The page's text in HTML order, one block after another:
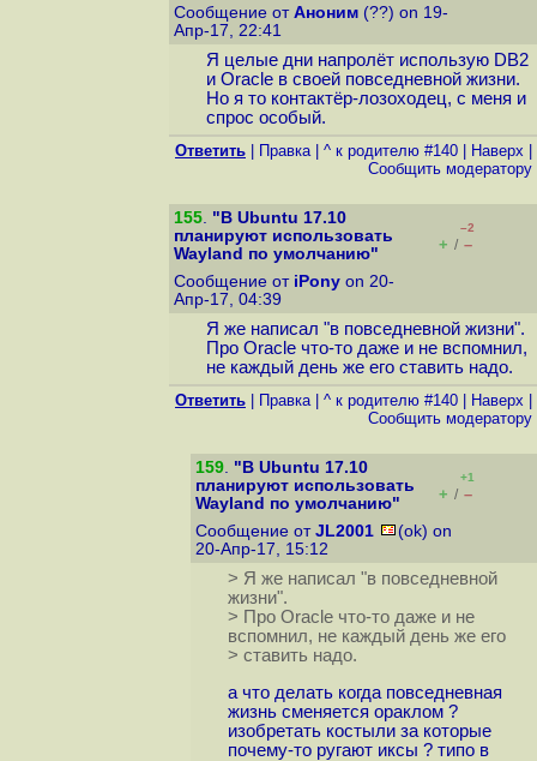
Сообщение от Аноним (??) on 19-
Апр-17, 22:41
Я целые дни напролёт использую DB2
и Oracle в своей повседневной жизни.
Но я то контактёр-лозоходец, с меня и
спрос особый.
Ответить Правка| ^ к родителю #140 Наверх
Cообщить модератору
155. "В Ubuntu 17.10
планируют использовать
Wayland по умолчанию"
–2
+ / –
Сообщение от iPony on 20-
Апр-17, 04:39
Я же написал "в повседневной жизни".
Про Oracle что-то даже и не вспомнил,
не каждый день же его ставить надо.
Ответить Правка| ^ к родителю #140 Наверх
Cообщить модератору
159. "В Ubuntu 17.10
планируют использовать
Wayland по умолчанию"
+1
+ / –
Сообщение от JL2001
(ok) on
20-Апр-17, 15:12
> Я же написал "в повседневной
жизни".
> Про Oracle что-то даже и не
вспомнил, не каждый день же его
> ставить надо.
а что делать когда повседневная
жизнь сменяется ораклом ?
изобретать костыли за которые
почему-то ругают иксы ? типо в